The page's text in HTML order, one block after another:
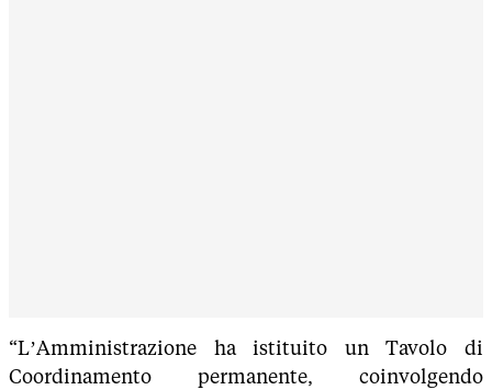
“L’Amministrazione ha istituito un Tavolo di
Coordinamento permanente, coinvolgendo